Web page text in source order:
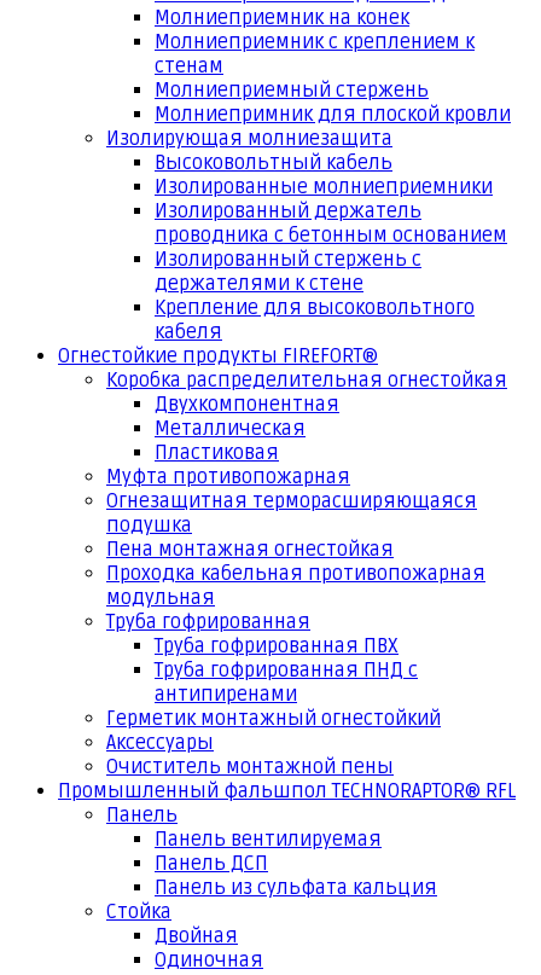
Молниеприемник на конек
Молниеприемник с креплением к
стенам
Молниеприемный стержень
Молниепримник для плоской кровли
Изолирующая молниезащита
Высоковольтный кабель
Изолированные молниеприемники
Изолированный держатель
проводника с бетонным основанием
Изолированный стержень с
держателями к стене
Крепление для высоковольтного
кабеля
Огнестойкие продукты FIREFORT®
Коробка распределительная огнестойкая
Двухкомпонентная
Металлическая
Пластиковая
Муфта противопожарная
Огнезащитная терморасширяющаяся
подушка
Пена монтажная огнестойкая
Проходка кабельная противопожарная
модульная
Труба гофрированная
Труба гофрированная ПВХ
Труба гофрированная ПНД с
антипиренами
Герметик монтажный огнестойкий
Аксессуары
Очиститель монтажной пены
Промышленный фальшпол TECHNORAPTOR® RFL
Панель
Панель вентилируемая
Панель ДСП
Панель из сульфата кальция
Стойка
Двойная
Одиночная